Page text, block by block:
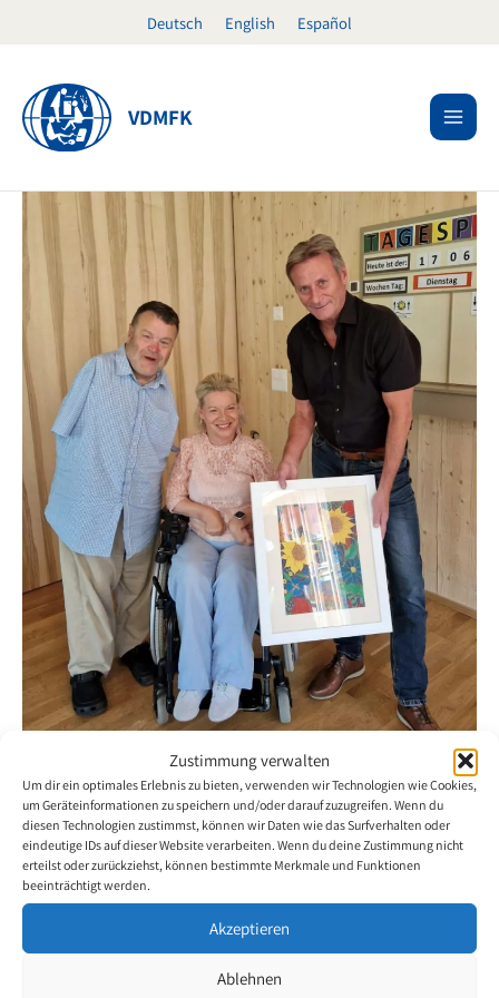
Zustimmung verwalten
Um dir ein optimales Erlebnis zu bieten, verwenden wir Technologien wie Cookies,
um Geräteinformationen zu speichern und/oder darauf zuzugreifen. Wenn du
diesen Technologien zustimmst, können wir Daten wie das Surfverhalten oder
eindeutige IDs auf dieser Website verarbeiten. Wenn du deine Zustimmung nicht
erteilst oder zurückziehst, können bestimmte Merkmale und Funktionen
beeinträchtigt werden.
Akzeptieren
Ablehnen
Deutsch English Español
VDMFK
Arte por una Buena Causa: Obras de Tom
Yendell para el Nuevo Proyecto
Residencial de HPZ en Liechtenstein